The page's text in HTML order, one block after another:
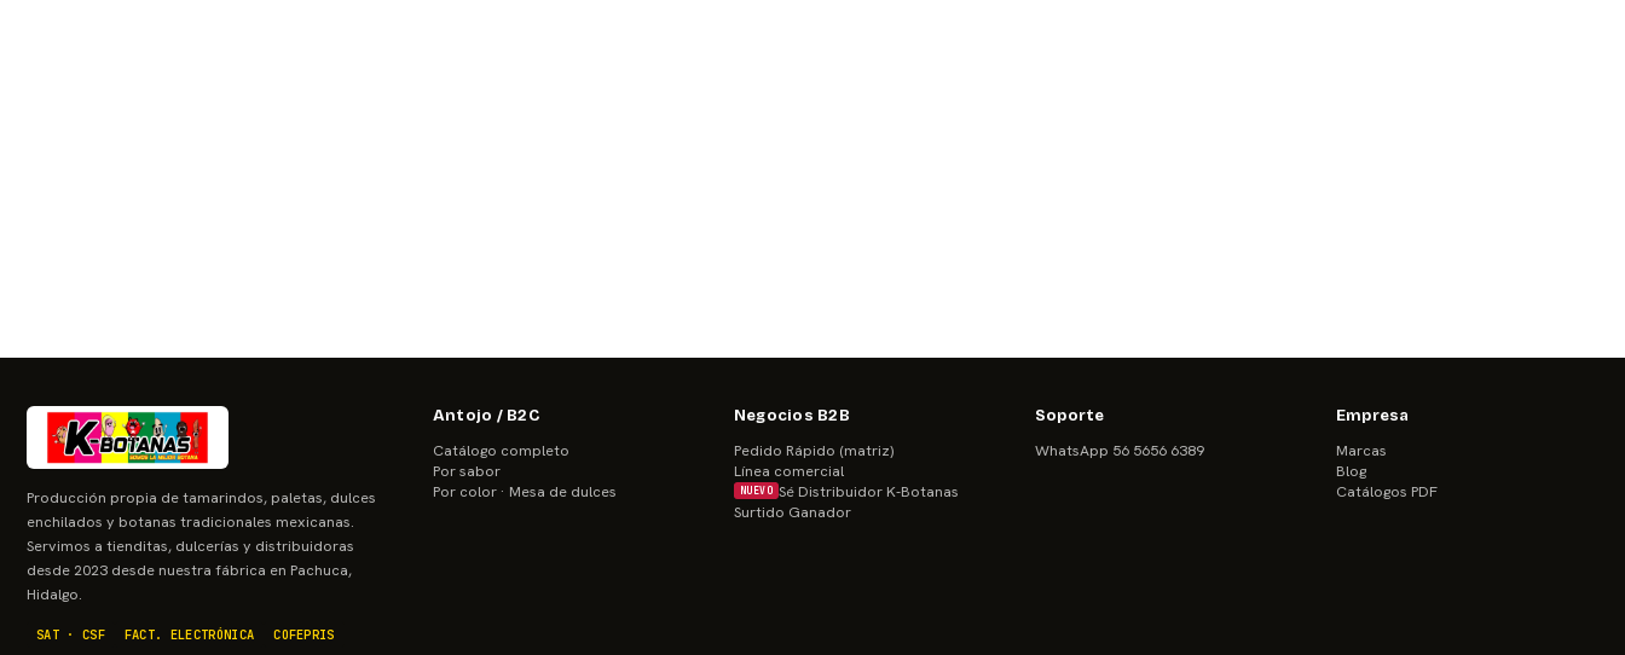
Producción propia de tamarindos, paletas, dulces
enchilados y botanas tradicionales mexicanas.
Servimos a tienditas, dulcerías y distribuidoras
desde 2023 desde nuestra fábrica en Pachuca,
Hidalgo.
SAT · CSF FACT. ELECTRÓNICA COFEPRIS
Antojo / B2C
Catálogo completo
Por sabor
Por color · Mesa de dulces
Negocios B2B
Pedido Rápido (matriz)
Línea comercial
NUEVO Sé Distribuidor K-Botanas
Surtido Ganador
Soporte
WhatsApp 56 5656 6389
Empresa
Marcas
Blog
Catálogos PDF